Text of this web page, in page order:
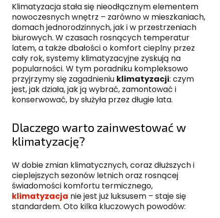
Klimatyzacja stała się nieodłącznym elementem
nowoczesnych wnętrz – zarówno w mieszkaniach,
domach jednorodzinnych, jak i w przestrzeniach
biurowych. W czasach rosnących temperatur
latem, a także dbałości o komfort cieplny przez
cały rok, systemy klimatyzacyjne zyskują na
popularności. W tym poradniku kompleksowo
przyjrzymy się zagadnieniu klimatyzacji: czym
jest, jak działa, jak ją wybrać, zamontować i
konserwować, by służyła przez długie lata.
Dlaczego warto zainwestować w
klimatyzację?
W dobie zmian klimatycznych, coraz dłuższych i
cieplejszych sezonów letnich oraz rosnącej
świadomości komfortu termicznego,
klimatyzacja nie jest już luksusem – staje się
standardem. Oto kilka kluczowych powodów: